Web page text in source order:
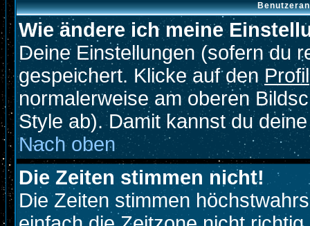
Wie ändere ich meine
Deine Einstellungen (sofern du
gespeichert. Klicke auf den Profil
normalerweise am oberen
Style ab). Damit kannst du
Nach oben
Die Zeiten stimmen nicht!
Die Zeiten stimmen